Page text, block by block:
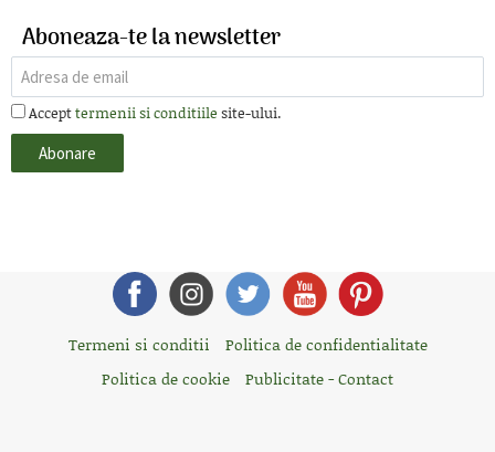
Aboneaza-te la newsletter
Accepttermenii si conditiile site-ului.
Termeni si conditii
Politica de confidentialitate
Politica de cookie
Publicitate - Contact